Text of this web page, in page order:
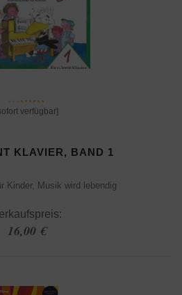
verfügbar]
KLAVIER, BAND 1
Kinder, Musik wird lebendig
16,00 €